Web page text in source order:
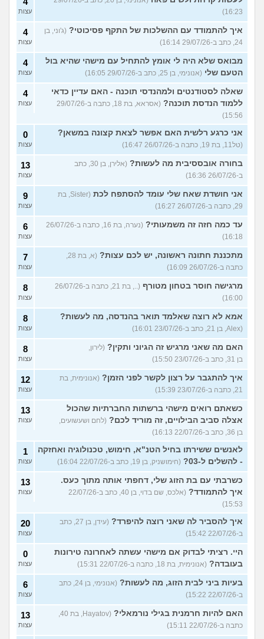
16:23)
עצות
איך להתמודד עם ההשלכות של התקף פסיכוטי? (ג'וני, בן
24, כתב ב-29/07/26 16:14)
4
עצות
מבואס שלא היה לי אומץ להתחיל עם מישהי שהיא בול
הטעם שלי (אנונימי, בן 25, כתב ב-29/07/26 16:05)
4
עצות
שאלה לסטודנטים ולמהנדסי תוכנה - האם עדיין כדאי
ללמוד הנדסת תוכנה?
(אסראא, בת 18, כתבה ב-29/07/26
15:56)
4
עצות
אני כרגע רלשית האם אפשר לצאת קצונה במשאן?
(טל11, בת 19, כתבה ב-26/07/26 16:47)
0
עצות
בחורה אובססיבית מה לעשות?
(אלירן, בן 30, כתב
ב-26/07/26 16:36)
13
עצות
אני חושדת שאח שלי עומד להסתפח לכת
(Sister, בת
29, כתבה ב-26/07/26 16:27)
9
עצות
עד כמה חזה זה משמעותי?
(נערה, בת 16, כתבה ב-26/07/26
16:18)
6
עצות
מתכננת חתונה ראשונה, יש לכם עצות?
(א, בת 28,
כתבה ב-26/07/26 16:09)
7
עצות
מרגישה חוסר בטחון מטורף
(.., בת 21, כתבה ב-26/07/26
16:00)
8
עצות
אמא לא רוצה שאלמד תואר בהנדסה, מה לעשות?
(Alex, בן 21, כתב ב-23/07/26 16:01)
8
עצות
האם מה שאני מרגיש זה הגיוני ותקין? (לירון,
בן 31, כתב ב-23/07/26 15:50)
8
עצות
איך להתגבר על רצון לקשר לפני הזמן? (אנונימית, בת
21, כתבה ב-23/07/26 15:39)
12
עצות
כשאתם רואים מישהי ברשתות החברתיות שהכול
אצלה סביב הבילויים, זה מוריד לכם? (לחם ושעשועים,
בן 36, כתב ב-22/07/26 16:13)
13
עצות
לאנשים ששירתו בחיל הטנ"א, חימוש, טכנולוגיה ואחזקה
- להשלים ל-03?
(חימושניק, בן 19, כתב ב-22/07/26 16:04)
1
עצות
כשרבתי עם בת הזוג שלי, דחפתי אותה מתוך כעס.
איך להתמודד?
(אלכס, שם בדוי, בן 40, כתב ב-22/07/26
15:53)
13
עצות
איך להסביר לה שאני רוצה להיפרד?
(עידן, בן 27, כתב
ב-22/07/26 15:42)
20
עצות
היי. רציתי לבדוק אם מישהי עשתה לאחרונה טירונות
בעובדה? (אנונימית, בת 18, כתבה ב-22/07/26 15:31)
0
עצות
בעיות ביני לבית הזוג, מה לעשות?
(אנונימי, בן 24, כתב
ב-22/07/26 15:22)
6
עצות
האם להיות חרמנית בגילי נורמאלי?
(Hayatov, בת 40,
כתבה ב-22/07/26 15:11)
13
עצות